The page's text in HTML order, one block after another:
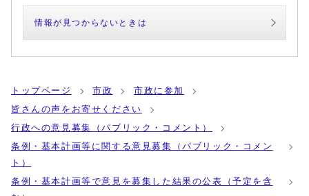
情報が見つからないときは
トップページ 市政
市政に参加
皆さんの声をお寄せください
行政への意見募集（パブリック・コメント）
条例・基本計画等に関する意見募集（パブリック・コメン
ト）
条例・基本計画等で意見を募集した結果の公表（予定を含